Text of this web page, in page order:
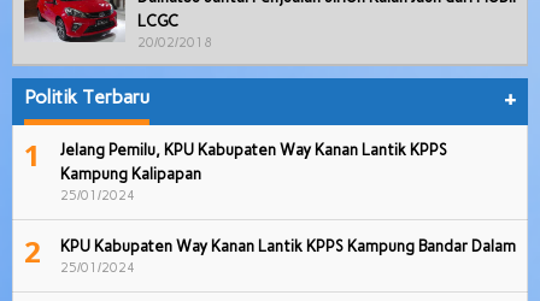
LCGC
20/02/2018
Politik Terbaru +
1
Jelang Pemilu, KPU Kabupaten Way Kanan Lantik KPPS
Kampung Kalipapan
25/01/2024
2 KPU Kabupaten Way Kanan Lantik KPPS Kampung Bandar Dalam
25/01/2024